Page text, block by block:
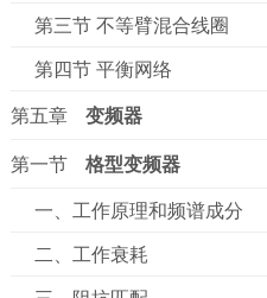
第三节 不等臂混合线圈
第四节 平衡网络
第五章
变频器
第一节
格型变频器
一、工作原理和频谱成分
二、工作衰耗